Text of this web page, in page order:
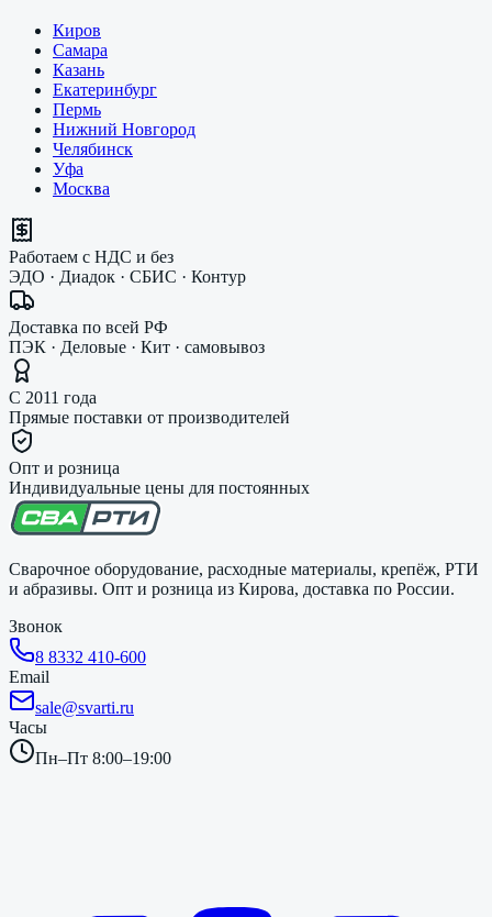
Киров
Самара
Казань
Екатеринбург
Пермь
Нижний Новгород
Челябинск
Уфа
Москва
Работаем с НДС и без
ЭДО · Диадок · СБИС · Контур
Доставка по всей РФ
ПЭК · Деловые · Кит · самовывоз
С 2011 года
Прямые поставки от производителей
Опт и розница
Индивидуальные цены для постоянных
Сварочное оборудование, расходные материалы, крепёж, РТИ
и абразивы. Опт и розница из Кирова, доставка по России.
Звонок
8 8332 410-600
Email
sale@svarti.ru
Часы
Пн–Пт 8:00–19:00